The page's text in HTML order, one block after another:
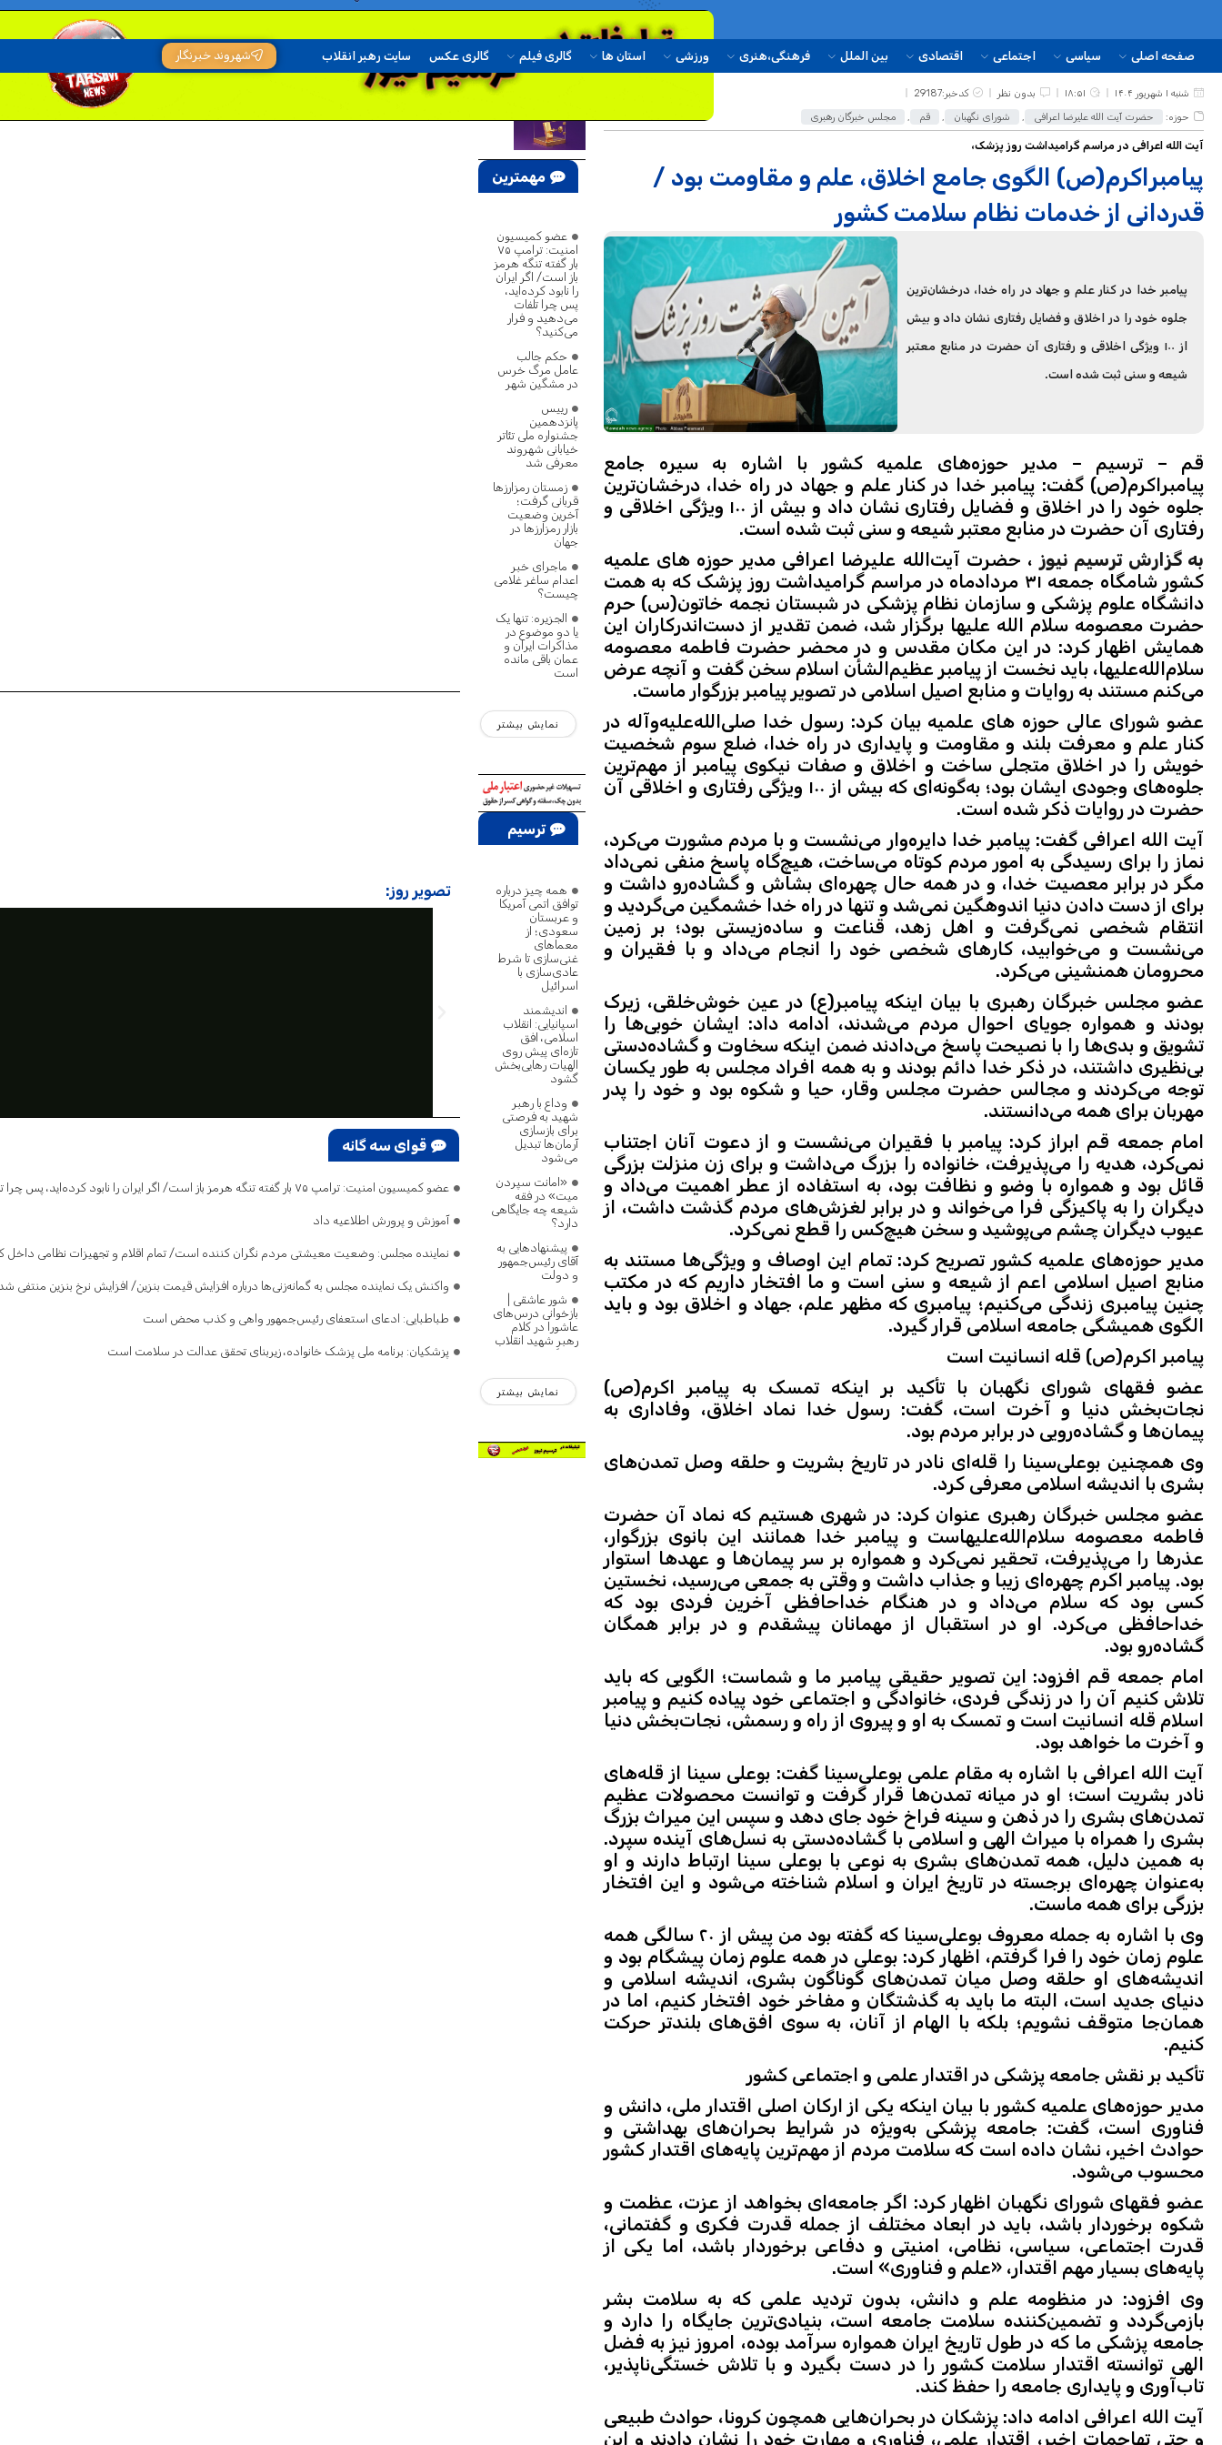
صفحه اصلی سیاسی اجتماعی اقتصادی بین الملل فرهنگی،هنری ورزشی استان ها گالری فیلم گالری عکس سایت رهبر انقلاب شهروند خبرنگار
شنبه ۱ شهریور ۱۴۰۴ ۱۸:۵۱ بدون نظر
کدخبر:29187
حوزه:
حضرت آیت الله علیرضا اعرافی , شورای نگهبان , قم , مجلس خبرگان رهبری
آیت الله اعرافی در مراسم گرامیداشت روز پزشک،
پیامبراکرم(ص) الگوی جامع اخلاق، علم و مقاومت بود /
قدردانی از خدمات نظام سلامت کشور
پیامبر خدا در کنار علم و جهاد در راه خدا، درخشان‌ترین
جلوه خود را در اخلاق و فضایل رفتاری نشان داد و بیش
از ۱۰۰ ویژگی اخلاقی و رفتاری آن حضرت در منابع معتبر
شیعه و سنی ثبت شده است.
قم – ترسیم – مدیر حوزه‌های علمیه کشور با اشاره به سیره جامع
پیامبراکرم(ص) گفت: پیامبر خدا در کنار علم و جهاد در راه خدا، درخشان‌ترین
جلوه خود را در اخلاق و فضایل رفتاری نشان داد و بیش از ۱۰۰ ویژگی اخلاقی و
رفتاری آن حضرت در منابع معتبر شیعه و سنی ثبت شده است.
به گزارش ترسیم نیوز ، حضرت آیت‌الله علیرضا اعرافی مدیر حوزه های علمیه
کشور شامگاه جمعه ۳۱ مردادماه در مراسم گرامیداشت روز پزشک که به همت
دانشگاه علوم پزشکی و سازمان نظام پزشکی در شبستان نجمه خاتون(س) حرم
حضرت معصومه سلام الله علیها برگزار شد، ضمن تقدیر از دست‌اندرکاران این
همایش اظهار کرد: در این مکان مقدس و در محضر حضرت فاطمه معصومه
سلام‌الله‌علیها، باید نخست از پیامبر عظیم‌الشأن اسلام سخن گفت و آنچه عرض
می‌کنم مستند به روایات و منابع اصیل اسلامی در تصویر پیامبر بزرگوار ماست.
عضو شورای عالی حوزه های علمیه بیان کرد: رسول خدا صلی‌الله‌علیه‌وآله در
کنار علم و معرفت بلند و مقاومت و پایداری در راه خدا، ضلع سوم شخصیت
خویش را در اخلاق متجلی ساخت و اخلاق و صفات نیکوی پیامبر از مهم‌ترین
جلوه‌های وجودی ایشان بود؛ به‌گونه‌ای که بیش از ۱۰۰ ویژگی رفتاری و اخلاقی آن
حضرت در روایات ذکر شده است.
آیت الله اعرافی گفت: پیامبر خدا دایره‌وار می‌نشست و با مردم مشورت می‌کرد،
نماز را برای رسیدگی به امور مردم کوتاه می‌ساخت، هیچ‌گاه پاسخ منفی نمی‌داد
مگر در برابر معصیت خدا، و در همه حال چهره‌ای بشاش و گشاده‌رو داشت و
برای از دست دادن دنیا اندوهگین نمی‌شد و تنها در راه خدا خشمگین می‌گردید و
انتقام شخصی نمی‌گرفت و اهل زهد، قناعت و ساده‌زیستی بود؛ بر زمین
می‌نشست و می‌خوابید، کارهای شخصی خود را انجام می‌داد و با فقیران و
محرومان همنشینی می‌کرد.
عضو مجلس خبرگان رهبری با بیان اینکه پیامبر(ع) در عین خوش‌خلقی، زیرک
بودند و همواره جویای احوال مردم می‌شدند، ادامه داد: ایشان خوبی‌ها را
تشویق و بدی‌ها را با نصیحت پاسخ می‌دادند ضمن اینکه سخاوت و گشاده‌دستی
بی‌نظیری داشتند، در ذکر خدا دائم بودند و به همه افراد مجلس به طور یکسان
توجه می‌کردند و مجالس حضرت مجلس وقار، حیا و شکوه بود و خود را پدر
مهربان برای همه می‌دانستند.
امام جمعه قم ابراز کرد: پیامبر با فقیران می‌نشست و از دعوت آنان اجتناب
نمی‌کرد، هدیه را می‌پذیرفت، خانواده را بزرگ می‌داشت و برای زن منزلت بزرگی
قائل بود و همواره با وضو و نظافت بود، به استفاده از عطر اهمیت می‌داد و
دیگران را به پاکیزگی فرا می‌خواند و در برابر لغزش‌های مردم گذشت داشت، از
عیوب دیگران چشم می‌پوشید و سخن هیچ‌کس را قطع نمی‌کرد.
مدیر حوزه‌های علمیه کشور تصریح کرد: تمام این اوصاف و ویژگی‌ها مستند به
منابع اصیل اسلامی اعم از شیعه و سنی است و ما افتخار داریم که در مکتب
چنین پیامبری زندگی می‌کنیم؛ پیامبری که مظهر علم، جهاد و اخلاق بود و باید
الگوی همیشگی جامعه اسلامی قرار گیرد.
پیامبر اکرم(ص) قله انسانیت است
عضو فقهای شورای نگهبان با تأکید بر اینکه تمسک به پیامبر اکرم(ص)
نجات‌بخش دنیا و آخرت است، گفت: رسول خدا نماد اخلاق، وفاداری به
پیمان‌ها و گشاده‌رویی در برابر مردم بود.
وی همچنین بوعلی‌سینا را قله‌ای نادر در تاریخ بشریت و حلقه وصل تمدن‌های
بشری با اندیشه اسلامی معرفی کرد.
عضو مجلس خبرگان رهبری عنوان کرد: در شهری هستیم که نماد آن حضرت
فاطمه معصومه سلام‌الله‌علیهاست و پیامبر خدا همانند این بانوی بزرگوار،
عذرها را می‌پذیرفت، تحقیر نمی‌کرد و همواره بر سر پیمان‌ها و عهدها استوار
بود. پیامبر اکرم چهره‌ای زیبا و جذاب داشت و وقتی به جمعی می‌رسید، نخستین
کسی بود که سلام می‌داد و در هنگام خداحافظی آخرین فردی بود که
خداحافظی می‌کرد. او در استقبال از مهمانان پیشقدم و در برابر همگان
گشاده‌رو بود.
امام جمعه قم افزود: این تصویر حقیقی پیامبر ما و شماست؛ الگویی که باید
تلاش کنیم آن را در زندگی فردی، خانوادگی و اجتماعی خود پیاده کنیم و پیامبر
اسلام قله انسانیت است و تمسک به او و پیروی از راه و رسمش، نجات‌بخش دنیا
و آخرت ما خواهد بود.
آیت الله اعرافی با اشاره به مقام علمی بوعلی‌سینا گفت: بوعلی سینا از قله‌های
نادر بشریت است؛ او در میانه تمدن‌ها قرار گرفت و توانست محصولات عظیم
تمدن‌های بشری را در ذهن و سینه فراخ خود جای دهد و سپس این میراث بزرگ
بشری را همراه با میراث الهی و اسلامی با گشاده‌دستی به نسل‌های آینده سپرد.
به همین دلیل، همه تمدن‌های بشری به نوعی با بوعلی سینا ارتباط دارند و او
به‌عنوان چهره‌ای برجسته در تاریخ ایران و اسلام شناخته می‌شود و این افتخار
بزرگی برای همه ماست.
وی با اشاره به جمله معروف بوعلی‌سینا که گفته بود من پیش از ۲۰ سالگی همه
علوم زمان خود را فرا گرفتم، اظهار کرد: بوعلی در همه علوم زمان پیشگام بود و
اندیشه‌های او حلقه وصل میان تمدن‌های گوناگون بشری، اندیشه اسلامی و
دنیای جدید است، البته ما باید به گذشتگان و مفاخر خود افتخار کنیم، اما در
همان‌جا متوقف نشویم؛ بلکه با الهام از آنان، به سوی افق‌های بلندتر حرکت
کنیم.
تأکید بر نقش جامعه پزشکی در اقتدار علمی و اجتماعی کشور
مدیر حوزه‌های علمیه کشور با بیان اینکه یکی از ارکان اصلی اقتدار ملی، دانش و
فناوری است، گفت: جامعه پزشکی به‌ویژه در شرایط بحران‌های بهداشتی و
حوادث اخیر، نشان داده است که سلامت مردم از مهم‌ترین پایه‌های اقتدار کشور
محسوب می‌شود.
عضو فقهای شورای نگهبان اظهار کرد: اگر جامعه‌ای بخواهد از عزت، عظمت و
شکوه برخوردار باشد، باید در ابعاد مختلف از جمله قدرت فکری و گفتمانی،
قدرت اجتماعی، سیاسی، نظامی، امنیتی و دفاعی برخوردار باشد، اما یکی از
پایه‌های بسیار مهم اقتدار، «علم و فناوری» است.
وی افزود: در منظومه علم و دانش، بدون تردید علمی که به سلامت بشر
بازمی‌گردد و تضمین‌کننده سلامت جامعه است، بنیادی‌ترین جایگاه را دارد و
جامعه پزشکی ما که در طول تاریخ ایران همواره سرآمد بوده، امروز نیز به فضل
الهی توانسته اقتدار سلامت کشور را در دست بگیرد و با تلاش خستگی‌ناپذیر،
تاب‌آوری و پایداری جامعه را حفظ کند.
آیت الله اعرافی ادامه داد: پزشکان در بحران‌هایی همچون کرونا، حوادث طبیعی
و حتی تهاجمات اخیر، اقتدار علمی، فناوری و مهارت خود را نشان دادند و این
مهمترین
عضو کمیسیون
امنیت: ترامپ ۷۵
بار گفته تنگه هرمز
باز است/ اگر ایران
را نابود کرده‌اید،
پس چرا تلفات
می‌دهید و فرار
می‌کنید؟
حکم جالب
عامل مرگ خرس
در مشگین‌ شهر
رییس
پانزدهمین
جشنواره ملی تئاتر
خیابانی شهروند
معرفی شد
زمستان رمزارزها
قربانی گرفت؛
آخرین وضعیت
بازار رمزارزها در
جهان
ماجرای خبر
اعدام ساغر غلامی
چیست؟
الجزیره: تنها یک
یا دو موضوع در
مذاکرات ایران و
عمان باقی مانده
است
نمایش بیشتر
ترسیم
همه چیز درباره
توافق اتمی آمریکا
و عربستان
سعودی؛ از
معماهای
غنی‌سازی تا شرط
عادی‌سازی با
اسرائیل
اندیشمند
اسپانیایی: انقلاب
اسلامی، افق
تازه‌ای پیش روی
الهیات رهایی‌بخش
گشود
وداع با رهبر
شهید به فرصتی
برای بازسازی
آرمان‌ها تبدیل
می‌شود
«امانت سپردن
میت» در فقه
شیعه چه جایگاهی
دارد؟
پیشنهادهایی به
آقای رئیس‌جمهور
و دولت
شور عاشقی |
بازخوانی درس‌های
عاشورا در کلام
رهبرِ شهید انقلاب
نمایش بیشتر
تصویر روز:
قوای سه گانه
عضو کمیسیون امنیت: ترامپ ۷۵ بار گفته تنگه هرمز باز است/ اگر ایران را نابود کرده‌اید، پس چرا تلفات می‌دهید و فرار می‌کنید؟
آموزش و پرورش اطلاعیه داد
نماینده مجلس: وضعیت معیشتی مردم نگران کننده است/ تمام اقلام و تجهیزات نظامی داخل
واکنش یک نماینده مجلس به گمانه‌زنی‌ها درباره افزایش قیمت بنزین/ افزایش نرخ بنزین منتفی
طباطبایی: ادعای استعفای رئیس‌جمهور واهی و کذب محض است
پزشکیان: برنامه ملی پزشک خانواده، زیربنای تحقق عدالت در سلامت است